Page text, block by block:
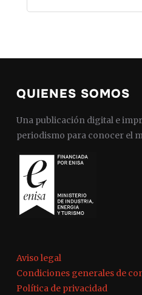
QUIENES SOMOS
Una publicación digital e
periodismo para conocer el
Aviso legal
Condiciones generales de
Política de privacidad